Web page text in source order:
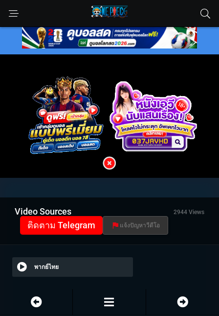
Video Sources 2944 Views
ติดตาม Telegram แจ้งปัญหาวีดีโอ
พากย์ไทย